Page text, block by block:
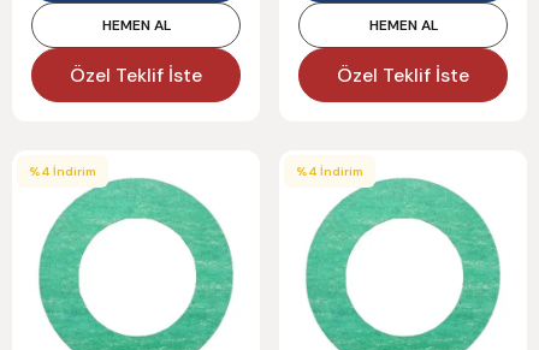
HEMEN AL
Özel Teklif İste
HEMEN AL
Özel Teklif İste
%4 İndirim %4 İndirim